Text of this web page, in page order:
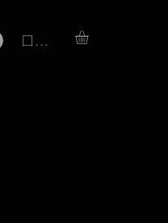
ログイン